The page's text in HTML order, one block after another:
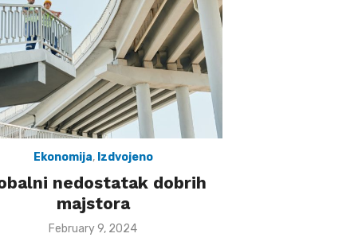
Ekonomija, Izdvojeno
nedostatak dobrih
majstora
Posted
February 9, 2024